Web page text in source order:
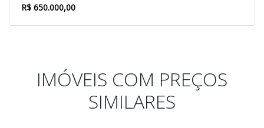
R$ 650.000,00
IMÓVEIS COM PREÇOS
SIMILARES